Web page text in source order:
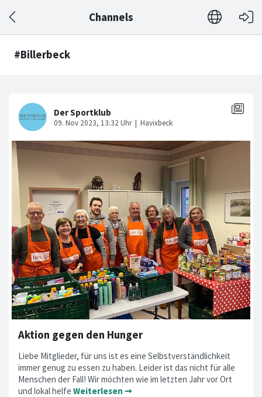
Channels
#Billerbeck
Aktion gegen den Hunger
Liebe Mitglieder, für uns ist es eine Selbstverständlichkeit
immer genug zu essen zu haben. Leider ist das nicht für alle
Menschen der Fall! Wir möchten wie im letzten Jahr vor Ort
und lokal helfe Weiterlesen ➞